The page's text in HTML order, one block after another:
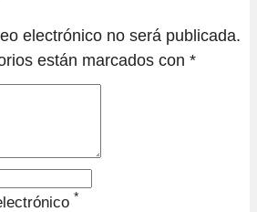
electrónico no será publicada.
están marcados con *
*